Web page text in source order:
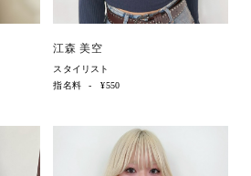
江森 美空
スタイリスト
指名料
¥550